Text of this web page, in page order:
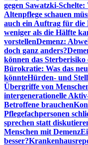
gegen Sawatzki-
Altenpflege schauen
auch ein Auftrag für die
weniger als die Hälfte
vorstellenDemenz:
doch ganz anders?
können das Sterberisiko
Bürokratie: Was das
könnteHürden- und
Übergriffe von
intergenerationelle
Betroffene brauchen
Pflegefachpersonen
sprechen statt
Menschen mit Demenz
besser?